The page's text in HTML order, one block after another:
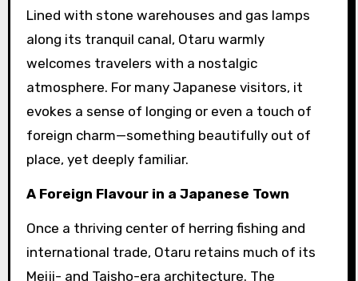
Lined with stone warehouses and gas lamps
along its tranquil canal, Otaru warmly
welcomes travelers with a nostalgic
atmosphere. For many Japanese visitors, it
evokes a sense of longing or even a touch of
foreign charm—something beautifully out of
place, yet deeply familiar.
A Foreign Flavour in a Japanese Town
Once a thriving center of herring fishing and
international trade, Otaru retains much of its
Meiji- and Taisho-era architecture. The